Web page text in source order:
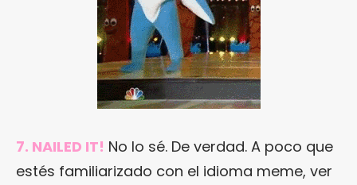
7. NAILED IT! No lo sé. De verdad. A poco que
estés familiarizado con el idioma meme, ver